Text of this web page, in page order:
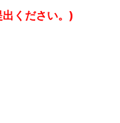
ください。)